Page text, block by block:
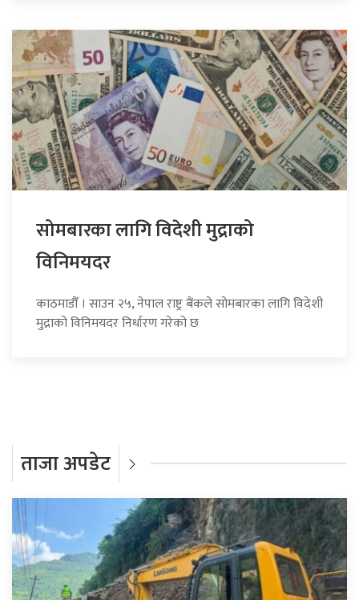
सोमबारका लागि विदेशी मुद्राको
विनिमयदर
काठमाडौँ । साउन २५, नेपाल राष्ट्र बैंकले सोमबारका लागि विदेशी
मुद्राको विनिमयदर निर्धारण गरेको छ
ताजा अपडेट